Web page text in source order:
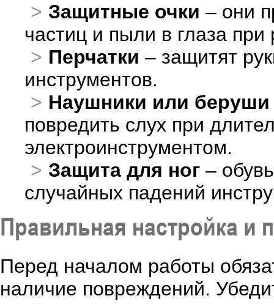
Защитные очки – они
частиц и пыли в глаза
Перчатки – защитят
инструментов.
Наушники или беруши
повредить слух при
электроинструментом.
Защита для ног –
случайных падений
Правильная настройка и
Перед началом работы
наличие повреждений.